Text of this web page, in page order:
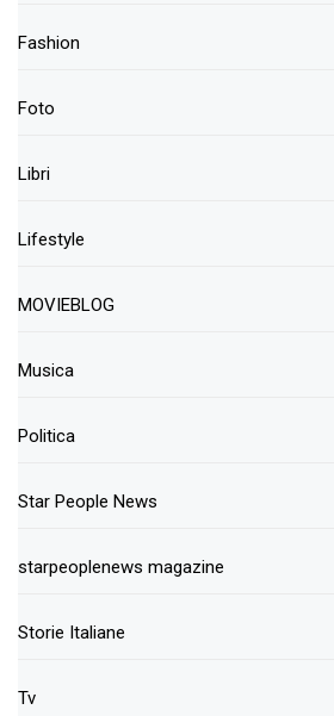
Fashion
Foto
Libri
Lifestyle
MOVIEBLOG
Musica
Politica
Star People News
starpeoplenews magazine
Storie Italiane
Tv